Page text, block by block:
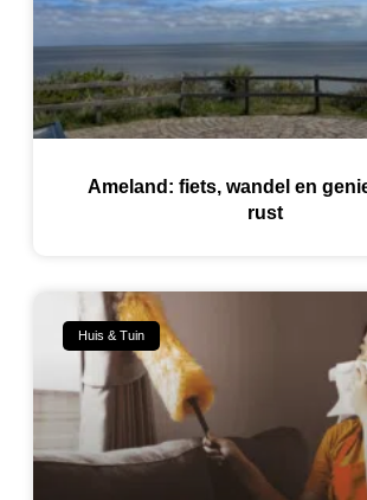
Ameland: fiets, wandel en
rust
Huis & Tuin